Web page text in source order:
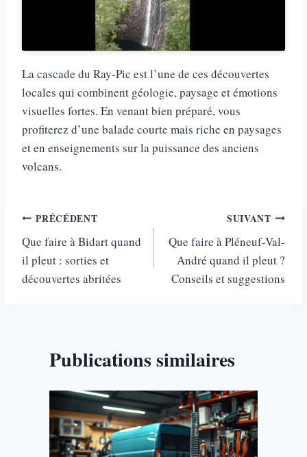
La cascade du Ray-Pic est l’une de ces découvertes
locales qui combinent géologie, paysage et émotions
visuelles fortes. En venant bien préparé, vous
profiterez d’une balade courte mais riche en paysages
et en enseignements sur la puissance des anciens
volcans.
Navigation
de
l’article
PRÉCÉDENT
Que faire à Bidart quand
il pleut : sorties et
découvertes abritées
SUIVANT
Que faire à Pléneuf-Val-
André quand il pleut ?
Conseils et suggestions
Publications similaires